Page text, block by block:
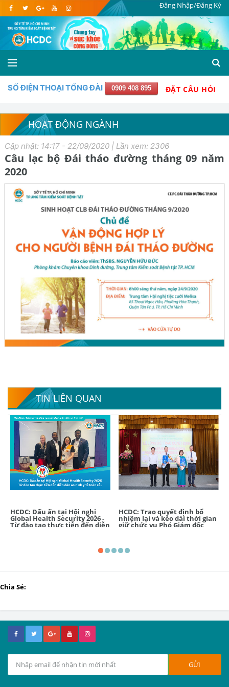
Đăng Nhập/Đăng Ký
SỐ ĐIỆN THOẠI TỔNG ĐÀI 0909 408 895 ĐẶT CÂU HỎI
HOẠT ĐỘNG NGÀNH
Cập nhật: 14:17 - 22/09/2020 | Lần xem: 2306
Câu lạc bộ Đái tháo đường tháng 09 năm
2020
TIN LIÊN QUAN
HCDC: Dấu ấn tại Hội nghị
Global Health Security 2026 -
Từ đào tạo thực tiễn đến diễn
HCDC: Trao quyết định bổ
nhiệm lại và kéo dài thời gian
giữ chức vụ Phó Giám đốc
Chia Sẻ: